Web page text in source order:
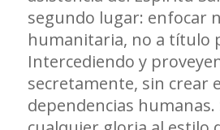
segundo lugar: enfocar
humanitaria, no a título
Intercediendo y
secretamente, sin crear
dependencias